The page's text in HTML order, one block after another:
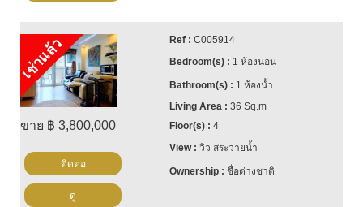
เช่าแล้ว
ขาย ฿ 3,800,000
C005914
1 ห้องนอน
1 ห้องน้ำ
36 Sq.m
4
วิว สระว่ายน้ำ
ชื่อต่างชาติ
ติดต่อ
ดู